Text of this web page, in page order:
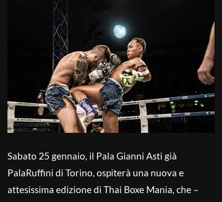
Sabato 25 gennaio, il Pala Gianni Asti già
PalaRuffini di Torino, ospiterà una nuova e
attesissima edizione di Thai Boxe Mania, che –